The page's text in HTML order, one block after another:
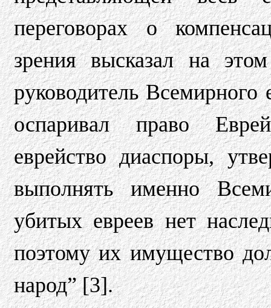
переговорах о
зрения высказал на
руководитель Всемирного
оспаривал право
еврейство диаспоры,
выполнять именно
убитых евреев нет
поэтому их имущество
народ” [3].